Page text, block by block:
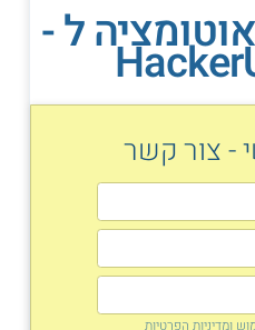
ל -
- צור קשר
ומדיניות הפרטיות